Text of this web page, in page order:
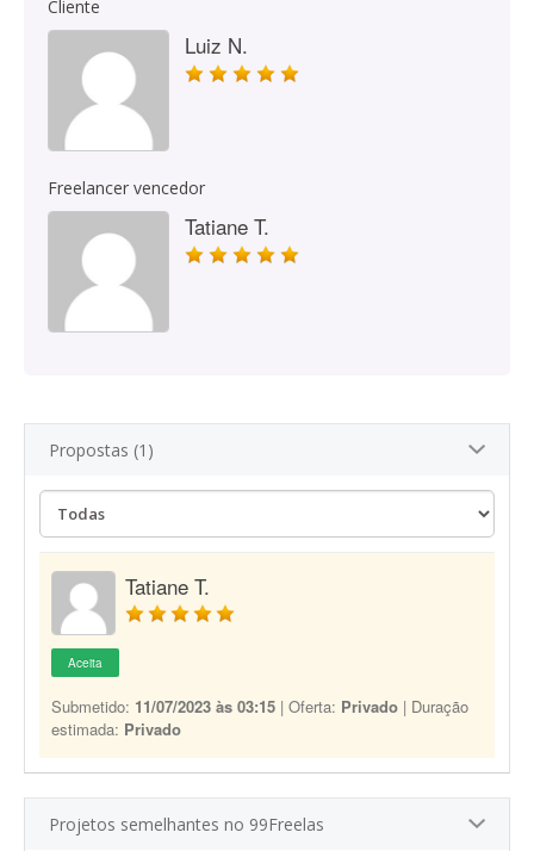
Cliente
Luiz N.
Freelancer vencedor
Tatiane T.
Propostas (1)
Tatiane T.
Aceita
Submetido: 11/07/2023 às 03:15 | Oferta: Privado | Duração
estimada: Privado
Projetos semelhantes no 99Freelas